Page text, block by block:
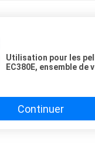
Utilisation pour les
EC380E, ensemble de
moteur d'entraînement
de rechange pour
Construction de haute
Continuer